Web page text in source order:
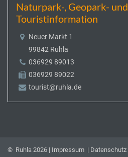
Naturpark-, Geopark- und
Touristinformation
Neuer Markt 1
99842 Ruhla
036929 89013
036929 89022
tourist@ruhla.de
© Ruhla 2026 | Impressum | Datenschutz